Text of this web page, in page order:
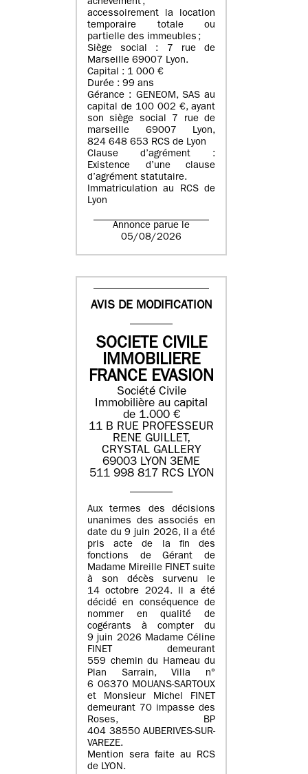
achèvement ;
accessoirement la location
temporaire totale ou
partielle des immeubles ;
Siège social : 7 rue de
Marseille 69007 Lyon.
Capital : 1 000 €
Durée : 99 ans
Gérance : GENEOM, SAS au
capital de 100 002 €, ayant
son siège social 7 rue de
marseille 69007 Lyon,
824 648 653 RCS de Lyon
Clause d’agrément :
Existence d’une clause
d’agrément statutaire.
Immatriculation au RCS de
Lyon
Annonce parue le
05/08/2026
AVIS DE MODIFICATION
SOCIETE CIVILE
IMMOBILIERE
FRANCE EVASION
Société Civile
Immobilière au capital
de 1.000 €
11 B RUE PROFESSEUR
RENE GUILLET,
CRYSTAL GALLERY
69003 LYON 3EME
511 998 817 RCS LYON
Aux termes des décisions
unanimes des associés en
date du 9 juin 2026, il a été
pris acte de la fin des
fonctions de Gérant de
Madame Mireille FINET suite
à son décès survenu le
14 octobre 2024. Il a été
décidé en conséquence de
nommer en qualité de
cogérants à compter du
9 juin 2026 Madame Céline
FINET demeurant
559 chemin du Hameau du
Plan Sarrain, Villa n°
6 06370 MOUANS-SARTOUX
et Monsieur Michel FINET
demeurant 70 impasse des
Roses, BP
404 38550 AUBERIVES-SUR-
VAREZE.
Mention sera faite au RCS
de LYON.